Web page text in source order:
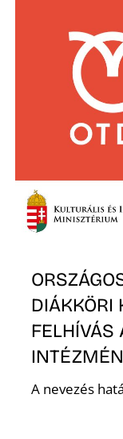
DIÁKKÖRI
A nevezés